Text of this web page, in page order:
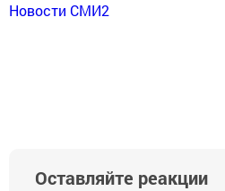
Новости СМИ2
Оставляйте реакции